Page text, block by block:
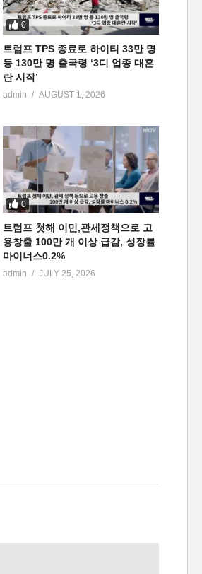
0
트럼프 TPS 종료로 하이티 33만 명
등 130만 명 출국령 ‘3디 업종 대혼
란 시작’
admin AUGUST 1, 2026
0
트럼프 첫해 이민,관세정책으로 고
용창출 100만 개 이상 급감, 성장률
마이너스0.2%
admin JULY 25, 2026